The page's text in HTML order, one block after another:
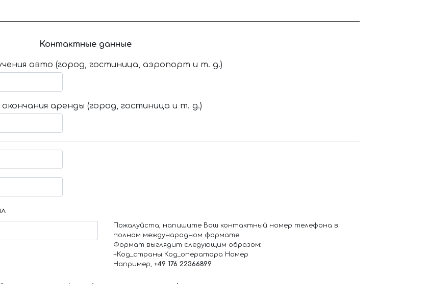
Контактные данные
авто (город, гостиница, аэропорт и т. д.)
аренды (город, гостиница и т. д.)
Пожалуйста, напишите Ваш контактный номер телефона в
полном международном формате.
Формат выглядит следующим образом:
+Код_страны Код_оператора Номер
Например, +49 176 22366899